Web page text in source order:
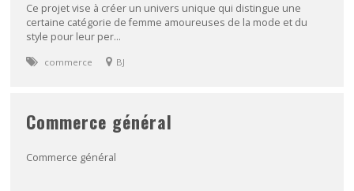
Ce projet vise à créer un univers unique qui distingue une
certaine catégorie de femme amoureuses de la mode et du
style pour leur per...
commerce BJ
Commerce général
Commerce général